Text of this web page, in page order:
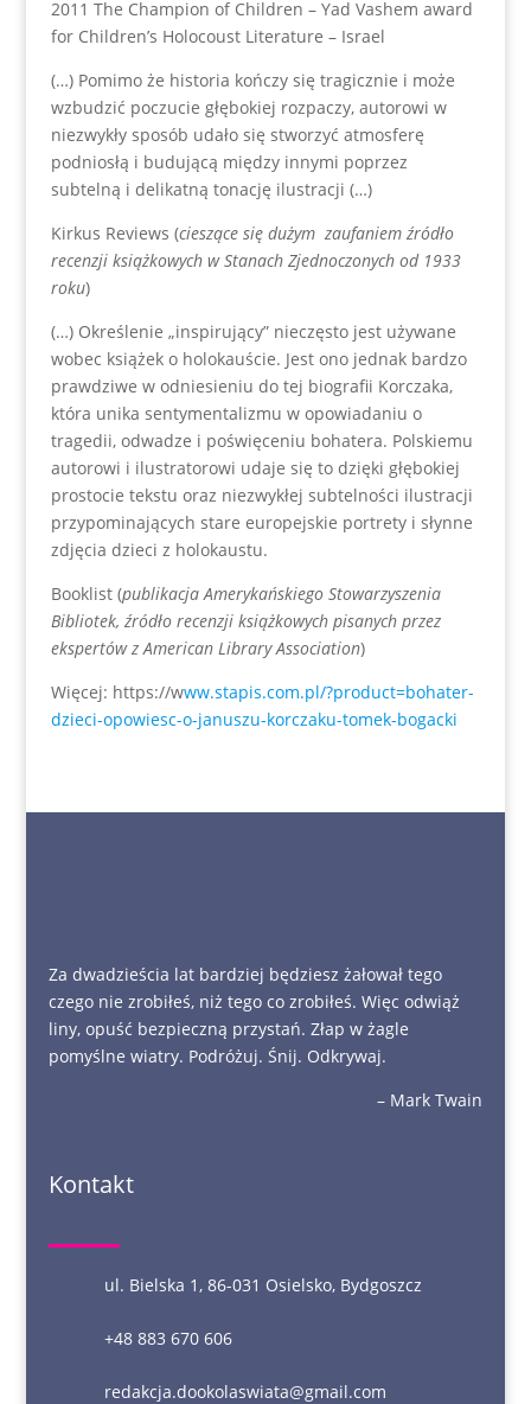
2011 The Champion of Children – Yad Vashem award
for Children’s Holocoust Literature – Israel
(…) Pomimo że historia kończy się tragicznie i może
wzbudzić poczucie głębokiej rozpaczy, autorowi w
niezwykły sposób udało się stworzyć atmosferę
podniosłą i budującą między innymi poprzez
subtelną i delikatną tonację ilustracji (…)
Kirkus Reviews (cieszące się dużym zaufaniem źródło
recenzji książkowych w Stanach Zjednoczonych od 1933
roku)
(…) Określenie „inspirujący” nieczęsto jest używane
wobec książek o holokauście. Jest ono jednak bardzo
prawdziwe w odniesieniu do tej biografii Korczaka,
która unika sentymentalizmu w opowiadaniu o
tragedii, odwadze i poświęceniu bohatera. Polskiemu
autorowi i ilustratorowi udaje się to dzięki głębokiej
prostocie tekstu oraz niezwykłej subtelności ilustracji
przypominających stare europejskie portrety i słynne
zdjęcia dzieci z holokaustu.
Booklist (publikacja Amerykańskiego Stowarzyszenia
Bibliotek, źródło recenzji książkowych pisanych przez
ekspertów z American Library Association)
Więcej: https://www.stapis.com.pl/?product=bohater-
dzieci-opowiesc-o-januszu-korczaku-tomek-bogacki
Za dwadzieścia lat bardziej będziesz żałował tego
czego nie zrobiłeś, niż tego co zrobiłeś. Więc odwiąż
liny, opuść bezpieczną przystań. Złap w żagle
pomyślne wiatry. Podróżuj. Śnij. Odkrywaj.
– Mark Twain
Kontakt
ul. Bielska 1, 86-031 Osielsko, Bydgoszcz
+48 883 670 606
redakcja.dookolaswiata@gmail.com